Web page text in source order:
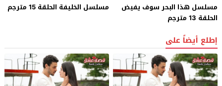
مسلسل هذا البحر سوف يفيض
الحلقة 13 مترجم
مسلسل الخليفة الحلقة 15 مترجم
إطلع أيضاً على